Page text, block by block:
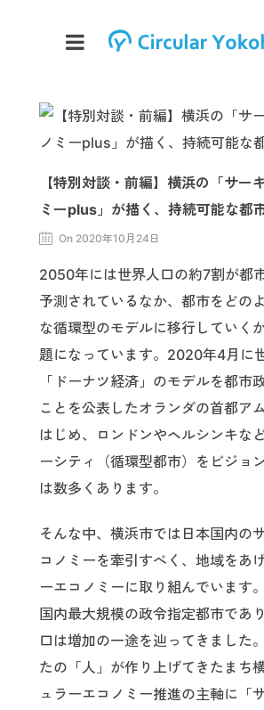
【特別対談・前編】横浜の「サー
ミーplus」が描く、持続可能な都
On 2020年10月24日
2050年には世界人口の約7割が都
予測されているなか、都市をどの
な循環型のモデルに移行していく
題になっています。2020年4月に
「ドーナツ経済」のモデルを都市
ことを公表したオランダの首都ア
はじめ、ロンドンやヘルシンキな
ーシティ（循環型都市）をビジョ
は数多くあります。
そんな中、横浜市では日本国内の
コノミーを牽引すべく、地域をあ
ーエコノミーに取り組んでいます
国内最大規模の政令指定都市であ
口は増加の一途を辿ってきました
たの「人」が作り上げてきたまち
ュラーエコノミー推進の主軸に「